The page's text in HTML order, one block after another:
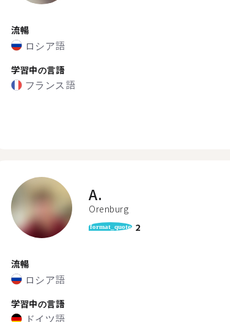
流暢
ロシア語
学習中の言語
フランス語
A.
Orenburg
format_quote 2
流暢
ロシア語
学習中の言語
ドイツ語